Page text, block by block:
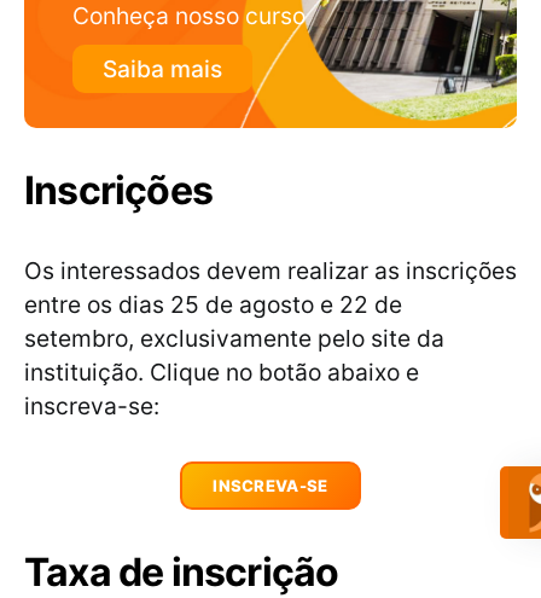
Conheça nosso curso
Saiba mais
Inscrições
Os interessados devem realizar as inscrições
entre os dias 25 de agosto e 22 de
setembro, exclusivamente pelo site da
instituição. Clique no botão abaixo e
inscreva-se:
INSCREVA-SE
Taxa de inscrição